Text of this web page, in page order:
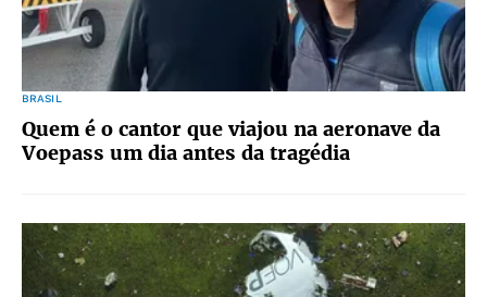
BRASIL
Quem é o cantor que viajou na aeronave da
Voepass um dia antes da tragédia